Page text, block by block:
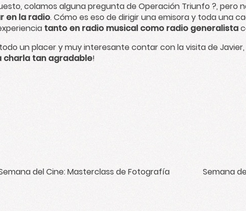
colamos alguna pregunta de Operación Triunfo ?, pero
en la radio. Cómo es eso de dirigir una emisora y toda una
tanto en radio musical como radio generalista
un placer y muy interesante contar con la visita de
charla tan agradable!
del Cine: Masterclass de Fotografía
Semana